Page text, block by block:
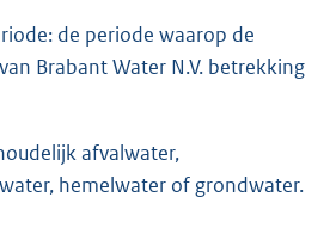
de periode waarop de
Brabant Water N.V. betrekking
afvalwater,
hemelwater of grondwater.